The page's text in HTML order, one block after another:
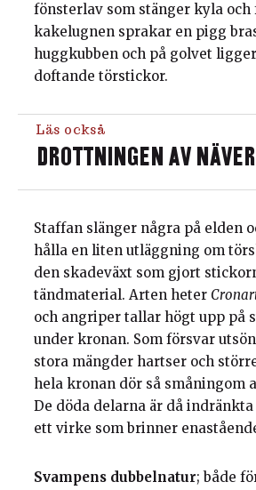
fönsterlav som stänger kyla och
kakelugnen sprakar en pigg
huggkubben och på golvet
doftande törstickor.
Läs också
DROTTNINGEN AV NÄVER
Staffan slänger några på elden
hålla en liten utläggning om
den skadeväxt som gjort
tändmaterial. Arten heter
och angriper tallar högt upp på
under kronan. Som försvar
stora mängder hartser och
hela kronan dör så småningom
De döda delarna är då
ett virke som brinner
Svampens dubbelnatur; både